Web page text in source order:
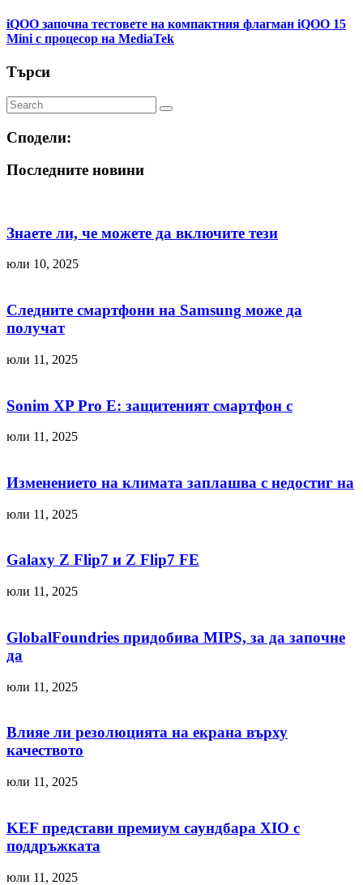
iQOO започна тестовете на компактния флагман iQOO 15
Mini с процесор на MediaTek
Търси
Сподели:
Последните новини
Знаете ли, че можете да включите тези
юли 10, 2025
Следните смартфони на Samsung може да
получат
юли 11, 2025
Sonim XP Pro E: защитеният смартфон с
юли 11, 2025
Изменението на климата заплашва с недостиг на
юли 11, 2025
Galaxy Z Flip7 и Z Flip7 FE
юли 11, 2025
GlobalFoundries придобива MIPS, за да започне
да
юли 11, 2025
Влияе ли резолюцията на екрана върху
качеството
юли 11, 2025
KEF представи премиум саундбара XIO с
поддръжката
юли 11, 2025